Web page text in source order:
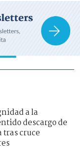
a la
descargo de
tras cruce